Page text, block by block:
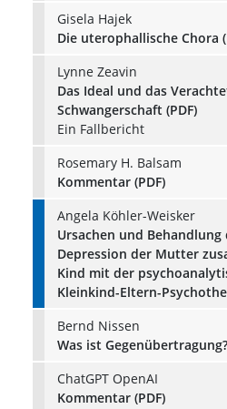
Gisela Hajek
Die uterophallische Chora
Lynne Zeavin
Das Ideal und das
Schwangerschaft (PDF)
Ein Fallbericht
Rosemary H. Balsam
Kommentar (PDF)
Angela Köhler-Weisker
Ursachen und
Depression der Mutter
Kind mit der
Kleinkind-Eltern-
Bernd Nissen
Was ist Gegenübertragung?
ChatGPT OpenAI
Kommentar (PDF)